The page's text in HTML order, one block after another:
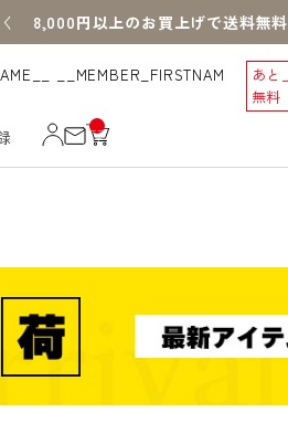
く 8,000円以上のお買上げで送料無料
__MEMBER_FIRSTNAM
あと
無料
__
IT
_C